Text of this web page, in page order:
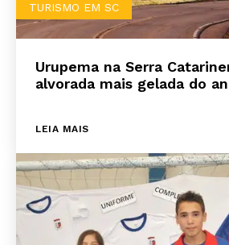
TURISMO EM SC
Urupema na Serra
alvorada mais gelada do
LEIA MAIS